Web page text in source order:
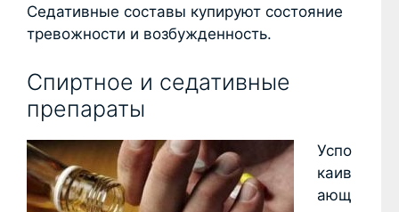
Седативные составы купируют состояние
тревожности и возбужденность.
Спиртное и седативные
препараты
Успо
каив
ающ